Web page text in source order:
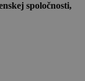
spoločnosti,